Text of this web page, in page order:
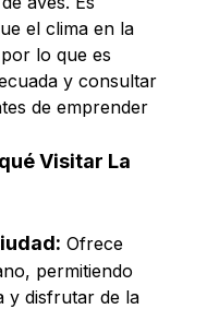
el clima en la
lo que es
y consultar
de emprender
Visitar La
Ofrece
permitiendo
y disfrutar de la